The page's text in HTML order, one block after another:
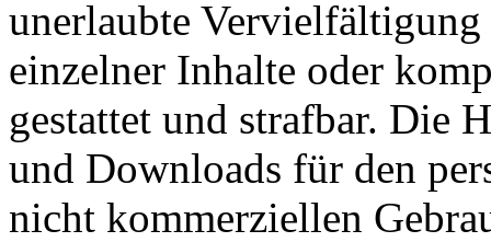
unerlaubte Vervielfältigung
einzelner Inhalte oder
gestattet und strafbar. Die
und Downloads für den
nicht kommerziellen